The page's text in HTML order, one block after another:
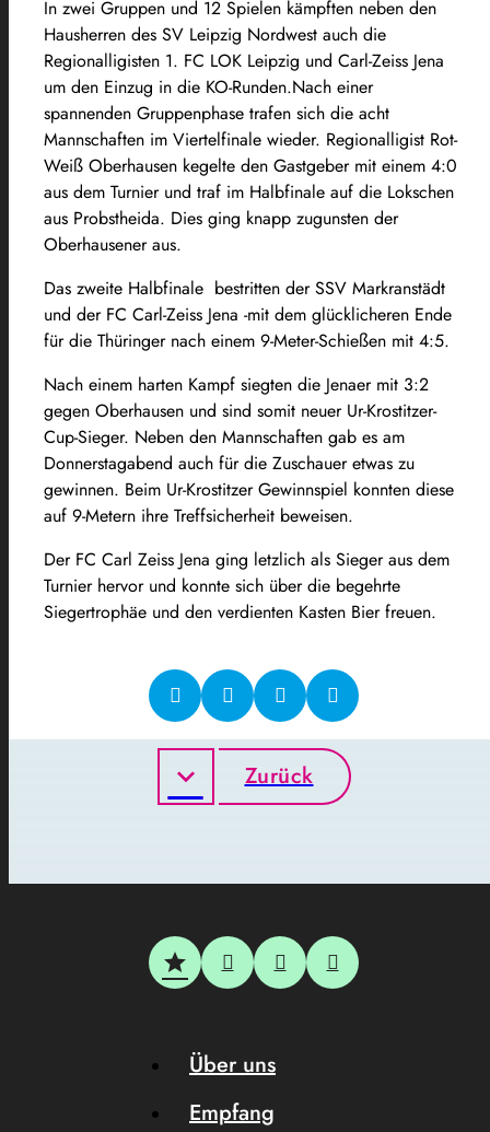
In zwei Gruppen und 12 Spielen kämpften neben den
Hausherren des SV Leipzig Nordwest auch die
Regionalligisten 1. FC LOK Leipzig und Carl-Zeiss Jena
um den Einzug in die KO-Runden.Nach einer
spannenden Gruppenphase trafen sich die acht
Mannschaften im Viertelfinale wieder. Regionalligist Rot-
Weiß Oberhausen kegelte den Gastgeber mit einem 4:0
aus dem Turnier und traf im Halbfinale auf die Lokschen
aus Probstheida. Dies ging knapp zugunsten der
Oberhausener aus.
Das zweite Halbfinale bestritten der SSV Markranstädt
und der FC Carl-Zeiss Jena -mit dem glücklicheren Ende
für die Thüringer nach einem 9-Meter-Schießen mit 4:5.
Nach einem harten Kampf siegten die Jenaer mit 3:2
gegen Oberhausen und sind somit neuer Ur-Krostitzer-
Cup-Sieger. Neben den Mannschaften gab es am
Donnerstagabend auch für die Zuschauer etwas zu
gewinnen. Beim Ur-Krostitzer Gewinnspiel konnten diese
auf 9-Metern ihre Treffsicherheit beweisen.
Der FC Carl Zeiss Jena ging letzlich als Sieger aus dem
Turnier hervor und konnte sich über die begehrte
Siegertrophäe und den verdienten Kasten Bier freuen.
Zurück
Über uns
Empfang